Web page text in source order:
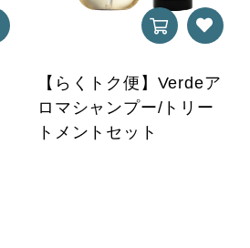
【らくトク便】Verdeア
ロマシャンプー/トリー
トメントセット